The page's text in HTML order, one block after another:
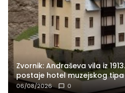
Zvornik: Andraševa vila iz
postaje hotel muzejskog tipa
06/08/2026 0